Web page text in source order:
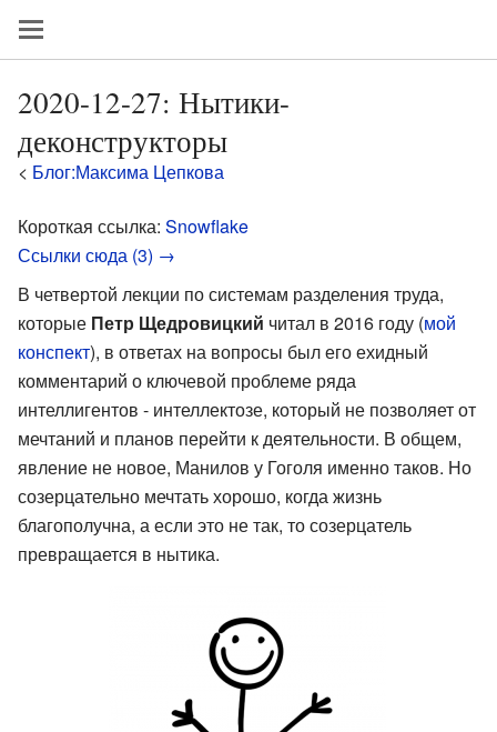
2020-12-27: Нытики-
деконструкторы
< Блог:Максима Цепкова
Короткая ссылка: Snowflake
Ссылки сюда (3) →
В четвертой лекции по системам разделения труда,
которые Петр Щедровицкий читал в 2016 году (мой
конспект), в ответах на вопросы был его ехидный
комментарий о ключевой проблеме ряда
интеллигентов - интеллектозе, который не позволяет от
мечтаний и планов перейти к деятельности. В общем,
явление не новое, Манилов у Гоголя именно таков. Но
созерцательно мечтать хорошо, когда жизнь
благополучна, а если это не так, то созерцатель
превращается в нытика.